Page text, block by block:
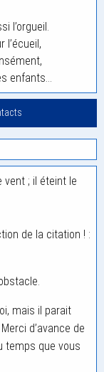
l’orgueil.
l’écueil,
enfants…
vent ; il éteint le
de la citation ! :
mais il parait
d’avance de
temps que vous